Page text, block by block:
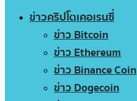
ข่าวคริปโตเคอเรนซี่
ข่าว Bitcoin
ข่าว Ethereum
ข่าว Binance Coin
ข่าว Dogecoin